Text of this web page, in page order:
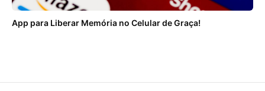
App para Liberar Memória no Celular de Graça!